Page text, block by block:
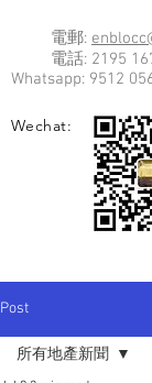
電郵:
電話: 2195
Whatsapp: 9512
Wechat:
Post
所有地產新聞